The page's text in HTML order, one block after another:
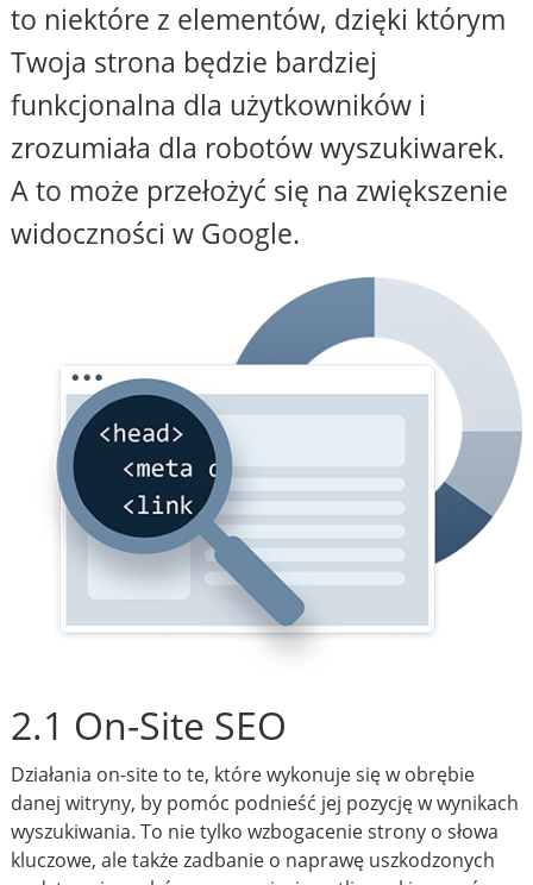
to niektóre z elementów, dzięki którym
Twoja strona będzie bardziej
funkcjonalna dla użytkowników i
zrozumiała dla robotów wyszukiwarek.
A to może przełożyć się na zwiększenie
widoczności w Google.
2.1 On-Site SEO
Działania on-site to te, które wykonuje się w obrębie
danej witryny, by pomóc podnieść jej pozycję w wynikach
wyszukiwania. To nie tylko wzbogacenie strony o słowa
kluczowe, ale także zadbanie o naprawę uszkodzonych